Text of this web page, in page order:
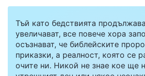
Тъй като бедствията
увеличават, все повече хора
осъзнават, че библейските
приказки, а реалност, която се
очите ни. Никой не знае кое ще